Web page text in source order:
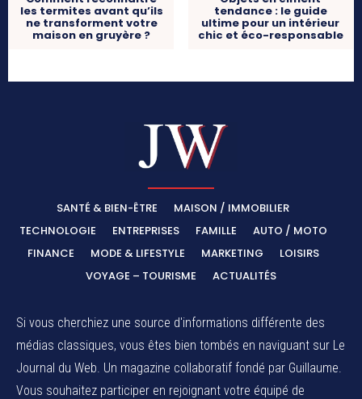
les termites avant qu’ils
ne transforment votre
maison en gruyère ?
tendance : le guide
ultime pour un intérieur
chic et éco-responsable
SANTÉ & BIEN-ÊTRE
MAISON / IMMOBILIER
TECHNOLOGIE
ENTREPRISES FAMILLE
AUTO / MOTO
FINANCE
MODE & LIFESTYLE MARKETING
LOISIRS
VOYAGE – TOURISME
ACTUALITÉS
Si vous cherchiez une source d'informations différente des
médias classiques, vous êtes bien tombés en naviguant sur Le
Journal du Web. Un magazine collaboratif fondé par Guillaume.
Vous souhaitez participer en rejoignant votre équipé de